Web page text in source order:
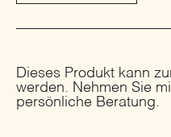
Dieses Produkt kann
werden. Nehmen Sie
persönliche Beratung.